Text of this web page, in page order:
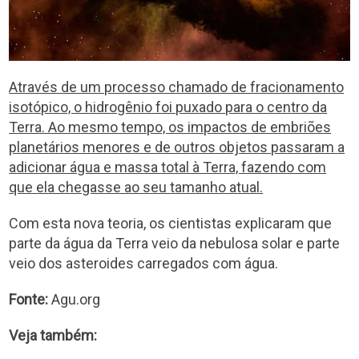
Através de um processo chamado de fracionamento
isotópico, o hidrogênio foi puxado para o centro da
Terra. Ao mesmo tempo, os impactos de embriões
planetários menores e de outros objetos passaram a
adicionar água e massa total à Terra, fazendo com
que ela chegasse ao seu tamanho atual.
Com esta nova teoria, os cientistas explicaram que
parte da água da Terra veio da nebulosa solar e parte
veio dos asteroides carregados com água.
Fonte:Agu.org
Veja também: